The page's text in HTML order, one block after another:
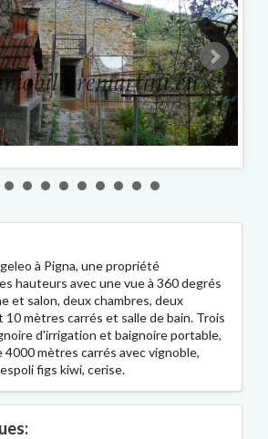
à Pigna, une propriété
hauteurs avec une vue à 360 degrés
et salon, deux chambres, deux
mètres carrés et salle de bain. Trois
d'irrigation et baignoire portable,
4000 mètres carrés avec vignoble,
figs kiwi, cerise.